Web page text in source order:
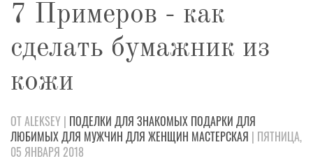
7 Примеров - как
сделать бумажник из
кожи
ОТ ALEKSEY | ПОДЕЛКИ ДЛЯ ЗНАКОМЫХ ПОДАРКИ ДЛЯ
ЛЮБИМЫХДЛЯ МУЖЧИН ДЛЯ ЖЕНЩИН МАСТЕРСКАЯ | ПЯТНИЦА,
05 ЯНВАРЯ 2018